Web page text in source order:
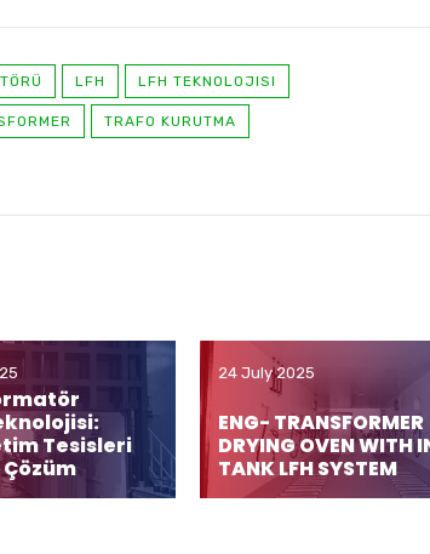
LFH LFH TEKNOLOJISI
TRAFO KURUTMA
Tesisleri
24 July 2025
ENG- TRANSFORMER
DRYING OVEN WITH
TANK LFH SYSTEM